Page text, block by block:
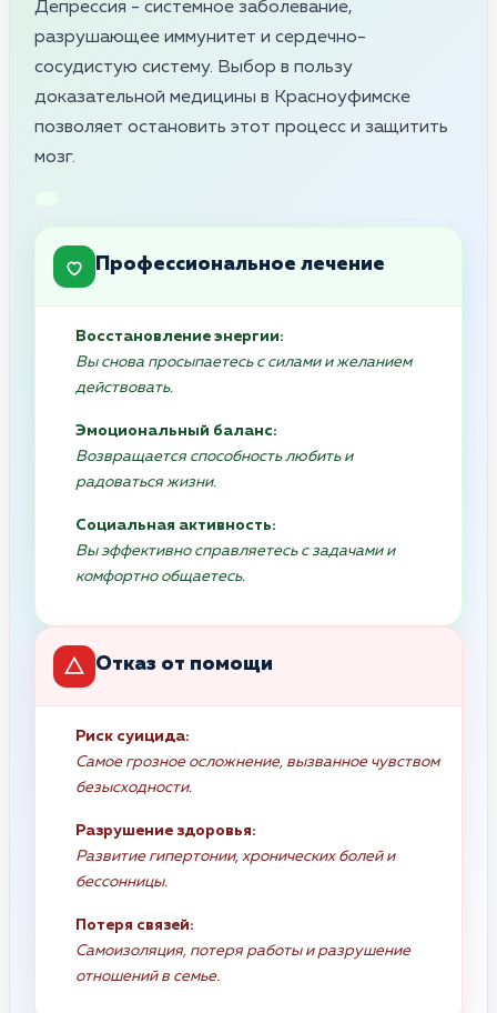
Депрессия - системное заболевание,
разрушающее иммунитет и сердечно-
сосудистую систему. Выбор в пользу
доказательной медицины в Красноуфимске
позволяет остановить этот процесс и защитить
мозг.
Профессиональное лечение
Восстановление энергии:
Вы снова просыпаетесь с силами и желанием
действовать.
Эмоциональный баланс:
Возвращается способность любить и
радоваться жизни.
Социальная активность:
Вы эффективно справляетесь с задачами и
комфортно общаетесь.
Отказ от помощи
Риск суицида:
Самое грозное осложнение, вызванное чувством
безысходности.
Разрушение здоровья:
Развитие гипертонии, хронических болей и
бессонницы.
Потеря связей:
Самоизоляция, потеря работы и разрушение
отношений в семье.